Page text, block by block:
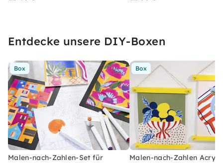
Entdecke unsere DIY-Boxen
Box
Malen-nach-Zahlen-Set für
Box
Malen-nach-Zahlen Acryl-